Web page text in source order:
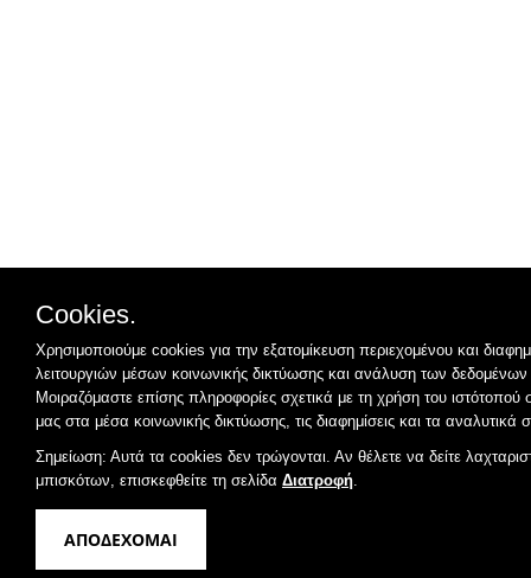
Cookies.
Χρησιμοποιούμε cookies για την εξατομίκευση περιεχομένου και
λειτουργιών μέσων κοινωνικής δικτύωσης και ανάλυση των
Μοιραζόμαστε επίσης πληροφορίες σχετικά με τη χρήση του ιστότοπού
μας στα μέσα κοινωνικής δικτύωσης, τις διαφημίσεις και τα αναλυτικά
Σημείωση: Αυτά τα cookies δεν τρώγονται. Αν θέλετε να δείτε
μπισκότων, επισκεφθείτε τη σελίδα Διατροφή.
ΑΠΟΔΕΧΟΜΑΙ